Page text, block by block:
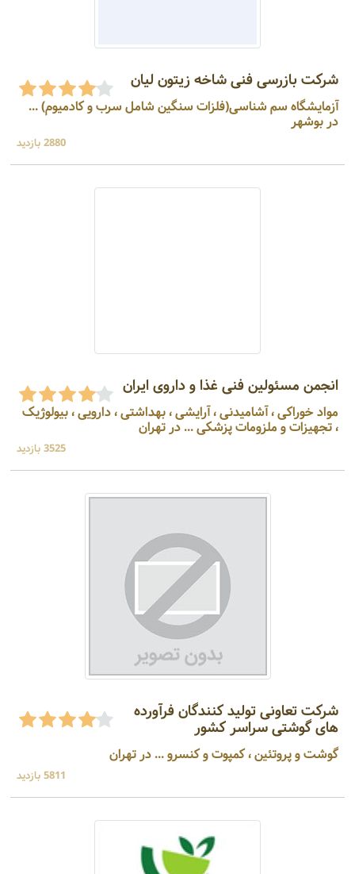
شرکت بازرسی فنی شاخه زیتون لیان
آزمایشگاه سم شناسی(فلزات سنگین شامل سرب و کادمیوم) ...
در بوشهر
2880 بازدید
انجمن مسئولین فنی غذا و داروی ایران
مواد خوراکی ، آشامیدنی ، آرایشی ، بهداشتی ، دارویی ، بیولوژیک
، تجهیزات و ملزومات پزشکی ... در تهران
3525 بازدید
شرکت تعاونی تولید کنندگان فرآورده
های گوشتی سراسر کشور
گوشت و پروتئین ، کمپوت و کنسرو ... در تهران
5811 بازدید